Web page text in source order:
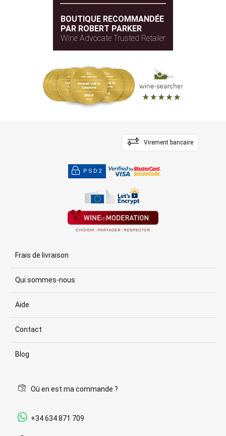
BOUTIQUE RECOMMANDÉE
PAR ROBERT PARKER
Wine Advocate Trusted Retailer
Virement bancaire
PSD2
Frais de livraison
Qui sommes-nous
Aide
Contact
Blog
Où en est ma commande ?
+34 634 871 709